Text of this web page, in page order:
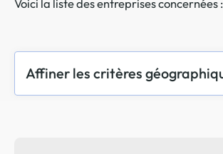
Voici la liste des entreprises concernées :
Affiner les critères